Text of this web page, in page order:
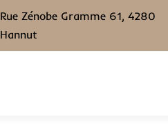
Rue Zénobe Gramme 61, 4280
Hannut